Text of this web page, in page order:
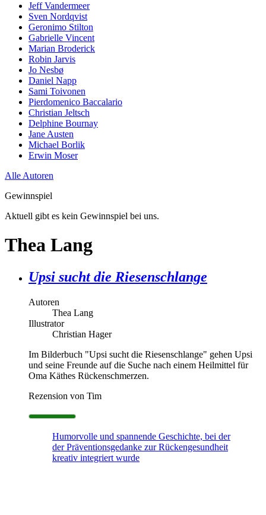
Jeff Vandermeer
Sven Nordqvist
Geronimo Stilton
Gabrielle Vincent
Marian Broderick
Robin Jarvis
Jo Nesbø
Daniel Napp
Sami Toivonen
Pierdomenico Baccalario
Christian Jeltsch
Delphine Bournay
Jane Austen
Michael Borlik
Erwin Moser
Alle Autoren
Gewinnspiel
Aktuell gibt es kein Gewinnspiel bei uns.
Thea Lang
Upsi sucht die Riesenschlange
Autoren
Thea Lang
Illustrator
Christian Hager
Im Bilderbuch "Upsi sucht die Riesenschlange" gehen Upsi
und seine Freunde auf die Suche nach einem Heilmittel für
Oma Käthes Rückenschmerzen.
Rezension von Tim
Humorvolle und spannende Geschichte, bei der
der Präventionsgedanke zur Rückengesundheit
kreativ integriert wurde